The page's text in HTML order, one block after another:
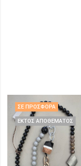
ΣΕ ΠΡΟΣΦΟΡΆ
ΕΚΤΌΣ ΑΠΟΘΈΜΑΤΟΣ